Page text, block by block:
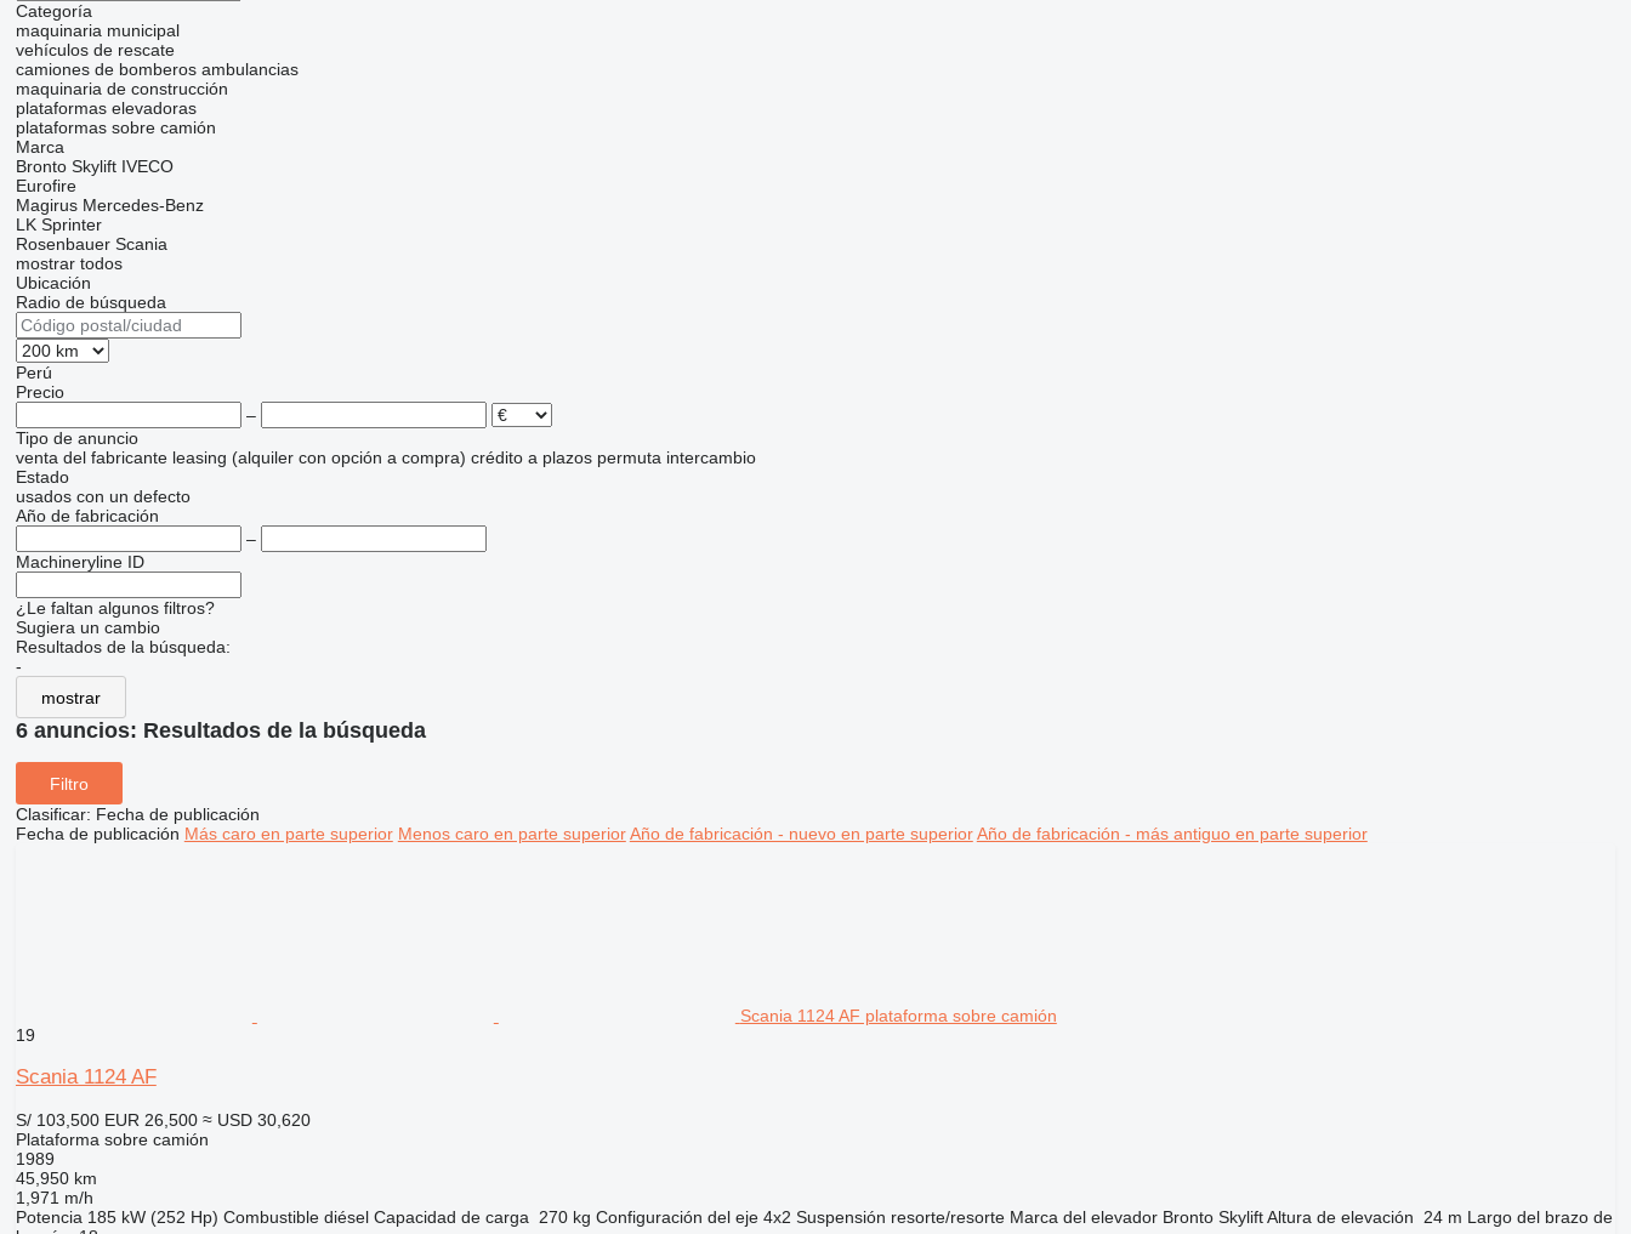
Categoría
maquinaria municipal
vehículos de rescate
camiones de bomberos ambulancias
maquinaria de construcción
plataformas elevadoras
plataformas sobre camión
Marca
Bronto Skylift IVECO
Eurofire
Magirus Mercedes-Benz
LK Sprinter
Rosenbauer Scania
mostrar todos
Ubicación
Radio de búsqueda
Perú
Precio
–
Tipo de anuncio
venta del fabricante leasing (alquiler con opción a compra) crédito a plazos permuta intercambio
Estado
usados con un defecto
Año de fabricación
–
Machineryline ID
¿Le faltan algunos filtros?
Sugiera un cambio
Resultados de la búsqueda:
-
mostrar
6 anuncios: Resultados de la búsqueda
Filtro
Clasificar: Fecha de publicación
Fecha de publicación Más caro en parte superior Menos caro en parte superior Año de fabricación - nuevo en parte superior Año de fabricación - más antiguo en parte superior
Scania 1124 AF plataforma sobre camión
19
Scania 1124 AF
S/ 103,500 EUR 26,500 ≈ USD 30,620
Plataforma sobre camión
1989
45,950 km
1,971 m/h
Potencia 185 kW (252 Hp) Combustible diésel Capacidad de carga 270 kg Configuración del eje 4x2 Suspensión resorte/resorte Marca del elevador Bronto Skylift Altura de elevación 24 m Largo del brazo de